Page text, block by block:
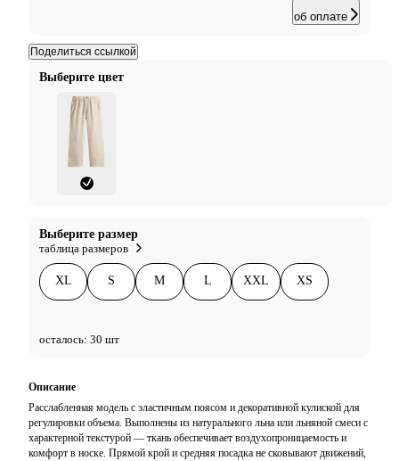
Выберите цвет
Выберите размер
таблица размеров
XL S M L XXL XS
осталось: 30 шт
об оплате
Поделиться ссылкой
Описание
Расслабленная модель с эластичным поясом и декоративной кулиской для
регулировки объема. Выполнены из натурального льна или льняной смеси с
характерной текстурой — ткань обеспечивает воздухопроницаемость и
комфорт в носке. Прямой крой и средняя посадка не сковывают движений,